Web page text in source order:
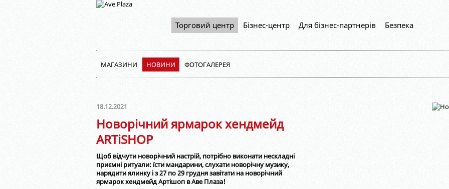
Торговий центр Бізнес-центр Для бізнес-партнерів Безпека
МАГАЗИНИ НОВИНИ ФОТОГАЛЕРЕЯ
18.12.2021
Новорічний ярмарок хендмейд
ARTiSHOP⠀
Щоб відчути новорічний настрій, потрібно виконати нескладні
приємні ритуали: їсти мандарини, слухати новорічну музику,
нарядити ялинку і з 27 по 29 грудня завітати на новорічний
ярмарок хендмейд Артішоп в Аве Плаза!